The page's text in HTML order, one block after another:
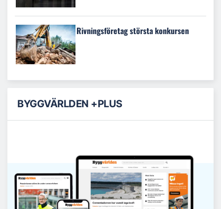
Rivningsföretag största konkursen
BYGGVÄRLDEN +PLUS